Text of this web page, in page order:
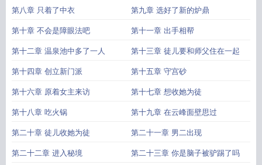
第八章 只着了中衣 第九章 选好了新的炉鼎
第十章 不会是障眼法吧 第十一章 出手相帮
第十二章 温泉池中多了一人 第十三章 徒儿要和师父住在一起
第十四章 创立新门派 第十五章 守宫砂
第十六章 原着女主来访 第十七章 想收她为徒
第十八章 吃火锅 第十九章 在云峰面壁思过
第二十章 徒儿收她为徒 第二十一章 男二出现
第二十二章 进入秘境 第二十三章 你是脑子被驴踢了吗